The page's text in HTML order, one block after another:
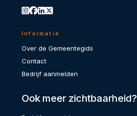
Informatie
Over de Gemeentegids
Contact
Bedrijf aanmelden
Ook meer zichtbaarheid?